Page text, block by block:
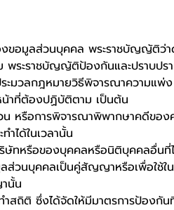
อมูลส่วนบุคคล พระราชบัญญัติว่า
พระราชบัญญัติป้องกันและปราบปร
ะมวลกฎหมายวิธีพิจารณาความแพ่ง
น้าที่ต้องปฏิบัติตาม เป็นต้น
หรือการพิจารณาพิพากษาคดีขอ
ได้ในเวลานั้น
ทหรือของบุคคลหรือนิติบุคคลอื่นที่
วนบุคคลเป็นคู่สัญญาหรือเพื่อใช้ใ
นั้น
ถิติ ซึ่งได้จัดให้มีมาตรการป้องกัน